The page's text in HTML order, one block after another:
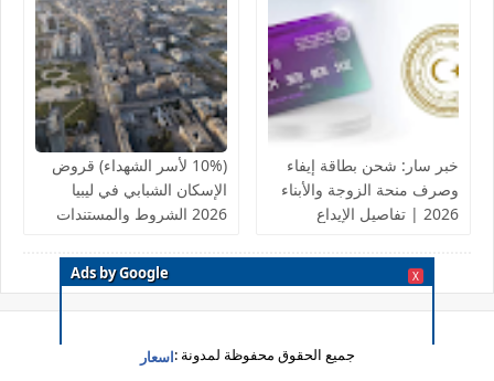
Ads by Google X
خبر سار: شحن بطاقة إيفاء
وصرف منحة الزوجة والأبناء
2026 | تفاصيل الإيداع
(10% لأسر الشهداء) قروض
الإسكان الشبابي في ليبيا
2026 الشروط والمستندات
والتعديلات الجديدة
جميع الحقوق محفوظة لمدونة :اسعار